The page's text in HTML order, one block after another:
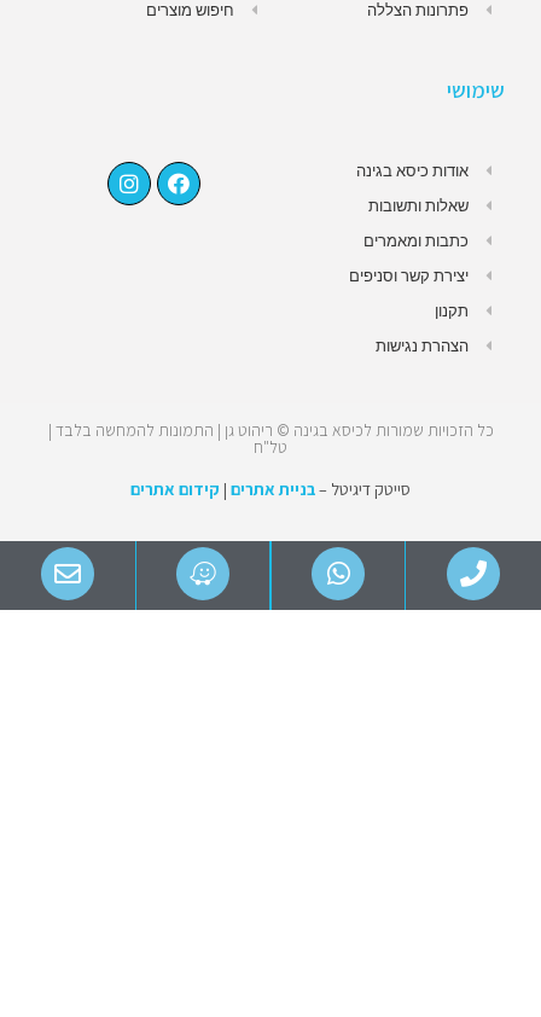
פתרונות הצללה
חיפוש מוצרים
שימושי
אודות כיסא בגינה
שאלות ותשובות
כתבות ומאמרים
יצירת קשר וסניפים
תקנון
הצהרת נגישות
כל הזכויות שמורות לכיסא בגינה © ריהוט גן | התמונות להמחשה בלבד |
טל"ח
סייטק דיגיטל –בניית אתרים | קידום אתרים